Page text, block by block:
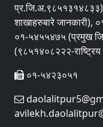
शाखाहरुबारे जानकारी),
०१-५४५५४७५ (प्रमुख
(९८५१४०८२२२-राष्ट्रिय
०१-५४२३०५१